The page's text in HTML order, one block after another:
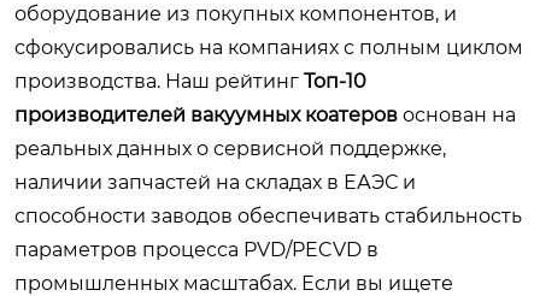
оборудование из покупных компонентов, и
сфокусировались на компаниях с полным циклом
производства. Наш рейтинг Топ-10
производителей вакуумных коатеров основан на
реальных данных о сервисной поддержке,
наличии запчастей на складах в ЕАЭС и
способности заводов обеспечивать стабильность
параметров процесса PVD/PECVD в
промышленных масштабах. Если вы ищете